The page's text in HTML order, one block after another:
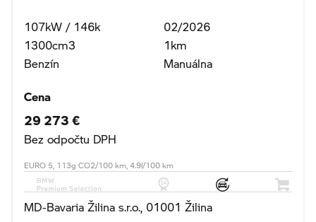
107kW / 146k
1300cm3
Benzín
02/2026
1km
Manuálna
Cena
29 273 €
Bez odpočtu DPH
EURO 5, 113g CO2/100 km, 4.9l/100 km
MD-Bavaria Žilina s.r.o., 01001 Žilina